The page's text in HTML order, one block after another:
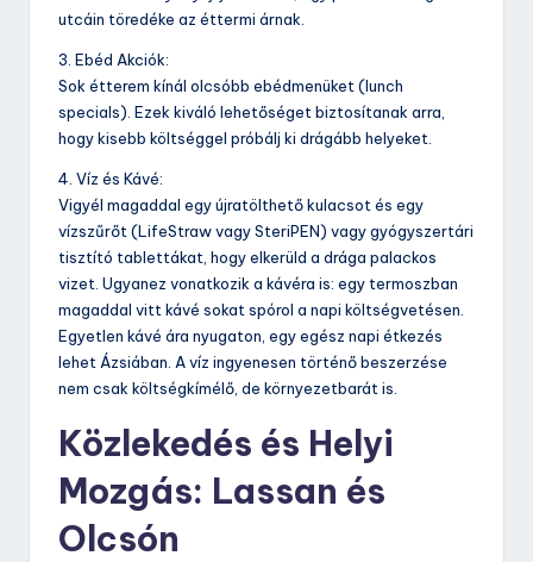
utcáin töredéke az éttermi árnak.
3. Ebéd Akciók:
Sok étterem kínál olcsóbb ebédmenüket (lunch
specials). Ezek kiváló lehetőséget biztosítanak arra,
hogy kisebb költséggel próbálj ki drágább helyeket.
4. Víz és Kávé:
Vigyél magaddal egy újratölthető kulacsot és egy
vízszűrőt (LifeStraw vagy SteriPEN) vagy gyógyszertári
tisztító tablettákat, hogy elkerüld a drága palackos
vizet. Ugyanez vonatkozik a kávéra is: egy termoszban
magaddal vitt kávé sokat spórol a napi költségvetésen.
Egyetlen kávé ára nyugaton, egy egész napi étkezés
lehet Ázsiában. A víz ingyenesen történő beszerzése
nem csak költségkímélő, de környezetbarát is.
Közlekedés és Helyi
Mozgás: Lassan és
Olcsón